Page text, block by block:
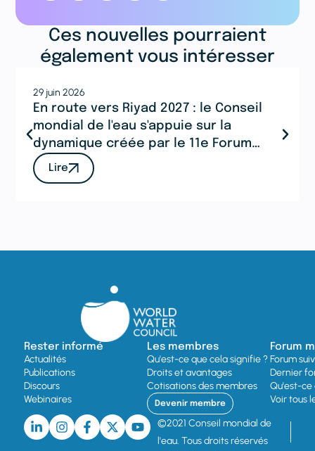
Ces nouvelles pourraient
également vous intéresser
29 juin 2026
En route vers Riyad 2027 : le Conseil
mondial de l'eau s'appuie sur la
dynamique créée par le 11e Forum
mondial de l'eau à Djeddah
Lire
Rester informé
Actualités
Publications
Discours
Webinaires
Les membres
Qu'est-ce que cela signifie ?
Droits et avantages
Cotisations des membres
Devenir membre
Forum
Forum
Dernier
Qu'est-ce
Voir tous
©2021 Conseil mondial de
l'eau. Tous droits réservés